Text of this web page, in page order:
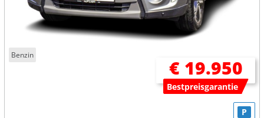
Benzin
€ 19.950
Bestpreisgarantie
P